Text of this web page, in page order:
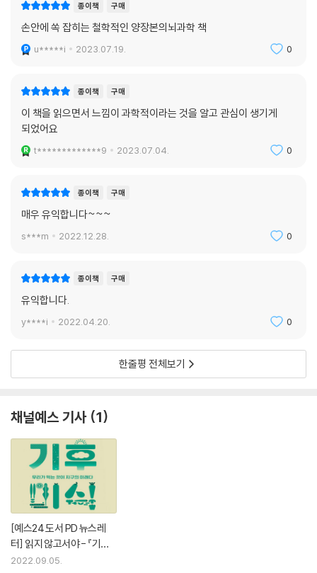
오늘날 심리학, 뇌과학, 기계공학 등 다양한 학문들이 궁극적으로 향하고
있는 핵심 주제인 ‘인공지능’에 대한 그의 견해도 경청할 만하다. 책의 말미
에서 다마지오는 인공지능과 로봇공학 개척자들이 인간의 사고 능력에 준
풍토에 대해 안타까움을 표시한다. 그는 이런 배제가 인간의 진화에 대한
상당한 오해에서 비롯된 것이며, 그러한 배제로 인해 오히려 창의적인 능
력과 궁극적인 수준의 지능을 구현하는 과정에서 인공지능과 로봇공학의
범위가 제한되었다고 일갈한다. 다마지오는 인류에게 ‘항상성 명령에 따르
로봇 내부에서 자신의 상태를 탐지하고 정보를 통합해나가게끔 해야 한다
고 주장한다.
오의 전작을 꾸준히 따라가며 읽어온 독자들이라면 이번 책을 통해 그의
이론을 한 번 더 명쾌하게 정리할 수 있는 계기가 될 것이다. 또한 그의 책
을 처음 읽는 독자들이라면 그가 주창해온 중요한 개념에 대한 수월한 이
다.
종이책 구매
손안에 쏙 잡히는 철학적인 양장본의뇌과학 책
u*****i 2023.07.19. 0
종이책 구매
이 책을 읽으면서 느낌이 과학적이라는 것을 알고 관심이 생기게
되었어요
t*************9 2023.07.04. 0
종이책 구매
매우 유익합니다~~~
s***m 2022.12.28. 0
종이책 구매
유익합니다.
y****i 2022.04.20. 0
한줄평 전체보기
채널예스 기사 1
[예스24 도서 PD 뉴스레
터] 읽지 않고서야 - 『기후
미식』 외
2022.09.05.